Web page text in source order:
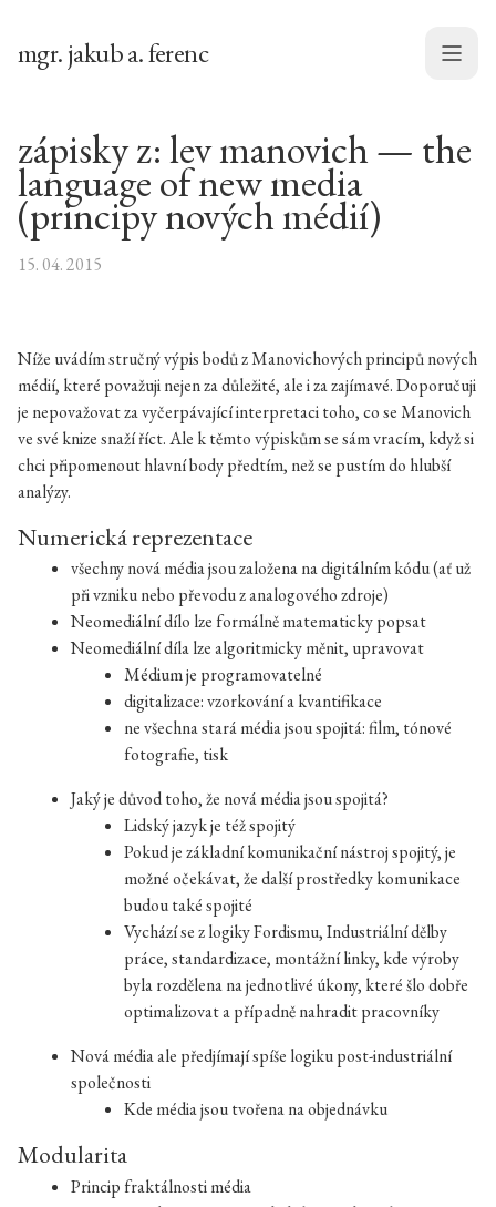
mgr. jakub a. ferenc Menu
zápisky z: lev manovich — the
language of new media
(principy nových médií)
15. 04. 2015
Níže uvádím stručný výpis bodů z Manovichových principů nových
médií, které považuji nejen za důležité, ale i za zajímavé. Doporučuji
je nepovažovat za vyčerpávající interpretaci toho, co se Manovich
ve své knize snaží říct. Ale k těmto výpiskům se sám vracím, když si
chci připomenout hlavní body předtím, než se pustím do hlubší
analýzy.
Numerická reprezentace
všechny nová média jsou založena na digitálním kódu (ať už
při vzniku nebo převodu z analogového zdroje)
Neomediální dílo lze formálně matematicky popsat
Neomediální díla lze algoritmicky měnit, upravovat
Médium je programovatelné
digitalizace: vzorkování a kvantifikace
ne všechna stará média jsou spojitá: film, tónové
fotografie, tisk
Jaký je důvod toho, že nová média jsou spojitá?
Lidský jazyk je též spojitý
Pokud je základní komunikační nástroj spojitý, je
možné očekávat, že další prostředky komunikace
budou také spojité
Vychází se z logiky Fordismu, Industriální dělby
práce, standardizace, montážní linky, kde výroby
byla rozdělena na jednotlivé úkony, které šlo dobře
optimalizovat a případně nahradit pracovníky
Nová média ale předjímají spíše logiku post-industriální
společnosti
Kde média jsou tvořena na objednávku
Modularita
Princip fraktálnosti média